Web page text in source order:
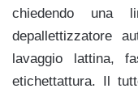
chiedendo una
depallettizzatore
lavaggio lattina,
etichettattura. Il